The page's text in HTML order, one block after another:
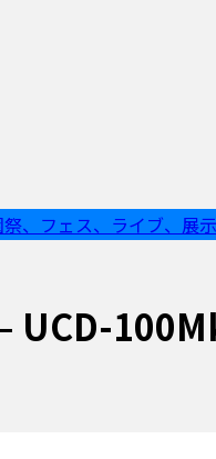
、フェス、ライブ、展
UCD-